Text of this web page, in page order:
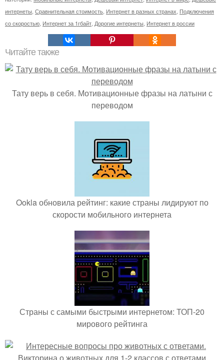
интернеты Сравнительная стоимость Интернет в разных странах Подключения
со скоростью Интернет за 1гбайт Дорогие интернеты Интернет в россии
Читайте также
Тату верь в себя. Мотивационные фразы на латыни с
переводом
Ookla обновила рейтинг: какие страны лидируют по
скорости мобильного интернета
Страны с самыми быстрыми интернетом: ТОП-20
мирового рейтинга